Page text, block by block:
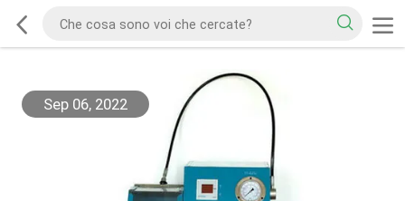
Sep 06, 2022